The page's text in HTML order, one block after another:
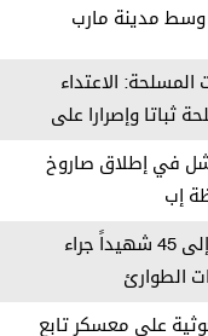
وسط مدينة مارب
المسلحة: الاعتداء
ثباتا وإصرارا على
في إطلاق صاروخ
إب
مراسلنا: ارتفاع حصيلة الشهداء إلى 45 شهيداً جراء
الطوارئ
على معسكر تابع